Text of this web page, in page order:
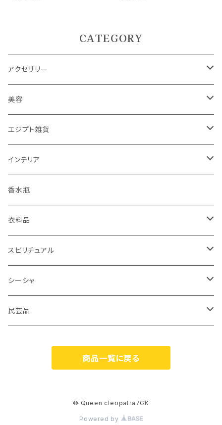
CATEGORY
アクセサリー
ピアス
ネックレス
指輪
ブレスレット
美容
エジプシャンオイル
エジプト雑貨
エミーズソープ
置物
キーホルダー
リュックサック
ポシェット
食器
TAZENMMURTソープ
インテリア
ランプ
パピルス
香炉
香水瓶
衣料品
ベリーダンス衣装
ガラベーヤ
スカーフ
スピリチュアル
ピラミッド
岩塩
シーシャ
シーシャパイプ
民芸品
商品一覧に戻る
© Queen cleopatra7GK
Powered by